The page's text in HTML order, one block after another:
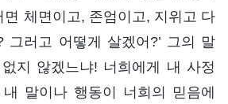
면 체면이고, 존엄이고, 지위고 다
그러고 어떻게 살겠어?’ 그의 말
지 않겠느냐! 너희에게 내 사정
말이나 행동이 너희의 믿음에